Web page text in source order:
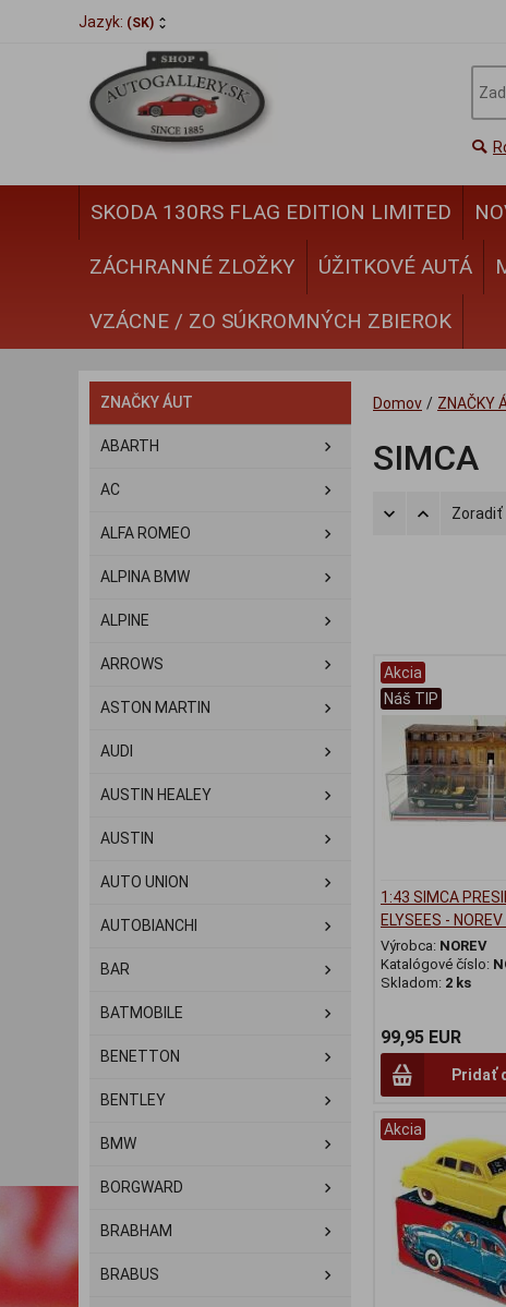
Jazyk: (SK)
SKODA 130RS FLAG EDITION LIMITED
ZÁCHRANNÉ ZLOŽKY ÚŽITKOVÉ AUTÁ
VZÁCNE / ZO SÚKROMNÝCH ZBIEROK
ZNAČKY ÁUT
ABARTH
AC
ALFA ROMEO
ALPINA BMW
ALPINE
ARROWS
ASTON MARTIN
AUDI
AUSTIN HEALEY
AUSTIN
AUTO UNION
AUTOBIANCHI
BAR
BATMOBILE
BENETTON
BENTLEY
BMW
BORGWARD
BRABHAM
BRABUS
Domov / ZNAČKY
SIMCA
Zoradiť
Akcia
Náš TIP
1:43 SIMCA
ELYSEES -
Výrobca: NOREV
Katalógové číslo:
Skladom: 2 ks
99,95 EUR
Pridať
Akcia